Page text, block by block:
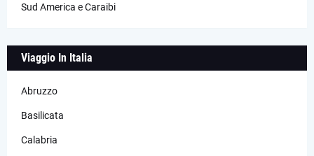
Sud America e Caraibi
Viaggio In Italia
Abruzzo
Basilicata
Calabria